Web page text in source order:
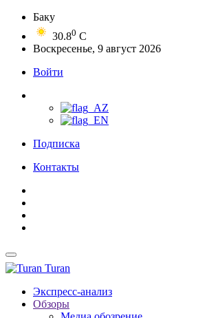
Баку
30.80 C
Воскресенье, 9 август 2026
Войти
Подписка
Контакты
Turan
Экспресс-анализ
Обзоры